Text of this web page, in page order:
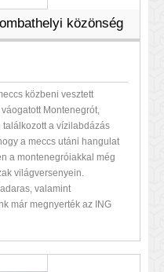
közönség
közbeni vesztett
Montenegrót,
a vízilabdázás
a meccs utáni hangulat
a montenegróiakkal még
világversenyein.
valamint
már megnyerték az ING